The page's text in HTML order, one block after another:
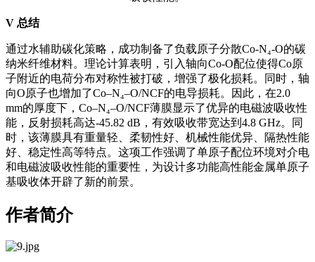
V 总结
通过水辅助碳化策略，成功制备了负载原子分散Co-N₄-O的碳
纳米纤维材料。理论计算表明，引入轴向Co-O配位使得Co原
子附近的电荷分布对称性被打破，增强了极化损耗。同时，轴
向O原子也增加了Co–N₄–O/NCF的电导损耗。因此，在2.0
mm的厚度下，Co–N₄–O/NCF薄膜显示了优异的电磁波吸收性
能，反射损耗高达-45.82 dB，有效吸收带宽达到4.8 GHz。同
时，该薄膜具有重量轻、柔韧性好、机械性能优异、隔热性能
好、稳定性高等特点。这项工作强调了单原子配位环境对介电
和电磁波吸收性能的重要性，为设计多功能高性能金属单原子
基吸收体开辟了新的前景。
作者简介